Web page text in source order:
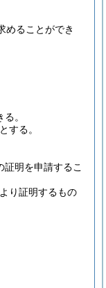
めることができ
。
する。
証明を申請するこ
り証明するもの